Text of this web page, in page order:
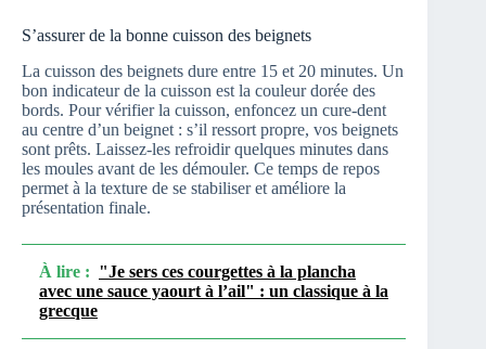
S’assurer de la bonne cuisson des beignets
La cuisson des beignets dure entre 15 et 20 minutes. Un
bon indicateur de la cuisson est la couleur dorée des
bords. Pour vérifier la cuisson, enfoncez un cure-dent
au centre d’un beignet : s’il ressort propre, vos beignets
sont prêts. Laissez-les refroidir quelques minutes dans
les moules avant de les démouler. Ce temps de repos
permet à la texture de se stabiliser et améliore la
présentation finale.
À lire : "Je sers ces courgettes à la plancha
avec une sauce yaourt à l’ail" : un classique à la
grecque